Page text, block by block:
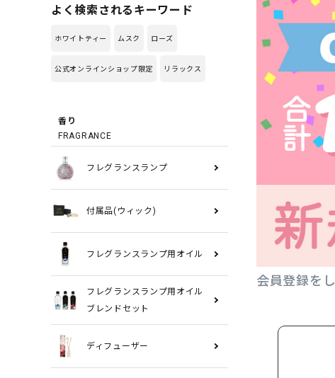
よく検索されるキーワード
ホワイトティー ムスク ローズ
公式オンラインショップ限定 リラックス
香り
FRAGRANCE
フレグランスランプ
付属品(ウィック)
フレグランスランプ用オイル
フレグランスランプ用オイル
ブレンドセット
ディフューザー
会員登録を